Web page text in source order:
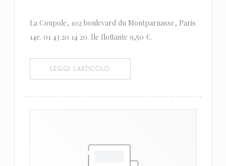
La Coupole, 102 boulevard du Montparnasse, Paris
14e. 01 43 20 14 20. Ile flottante 9,50 €.
LEGGI L'ARTICOLO